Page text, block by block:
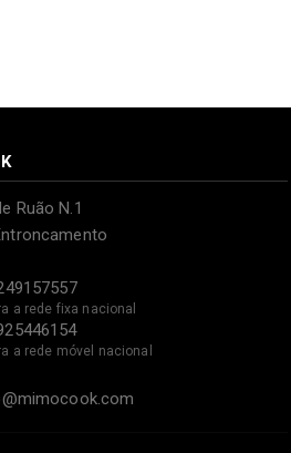
Ruão N.1
a rede fixa nacional
a rede móvel nacional